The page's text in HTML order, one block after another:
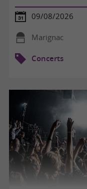
09/08/2026
Marignac
Concerts